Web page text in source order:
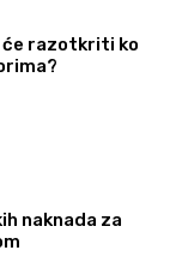
će razotkriti ko
naknada za